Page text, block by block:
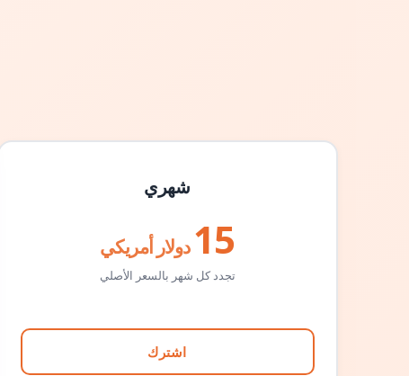
شهري
15 دولار أمريكي
تجدد كل شهر بالسعر الأصلي
اشترك